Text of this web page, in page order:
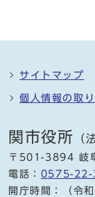
サイトマップ
個人情報の取
関市役所 （
〒501-3894 岐
電話： 0575-22-
開庁時間：（令